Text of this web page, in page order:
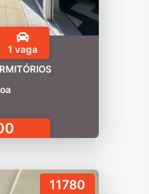
1 vaga
11780